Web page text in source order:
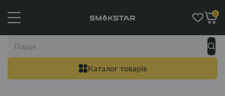
Каталог товарів
0